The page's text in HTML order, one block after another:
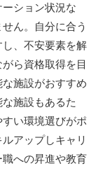
ション状況な
ん。自分に合う
、不安要素を解
ら資格取得を目
施設がおすすめ
施設もあるた
い環境選びがポ
アップしキャリ
への昇進や教育